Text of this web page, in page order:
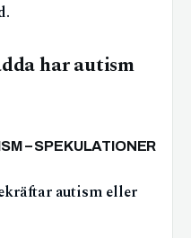
har autism
– SPEKULATIONER
autism eller